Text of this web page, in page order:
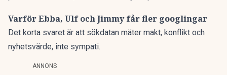
Varför Ebba, Ulf och Jimmy får fler googlingar
Det korta svaret är att sökdatan mäter makt, konflikt och
nyhetsvärde, inte sympati.
ANNONS